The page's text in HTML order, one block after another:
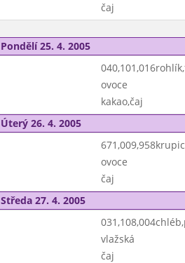
čaj
Pondělí 25. 4. 2005
ovoce
kakao,čaj
Úterý 26. 4. 2005
ovoce
čaj
Středa 27. 4. 2005
vlažská
čaj